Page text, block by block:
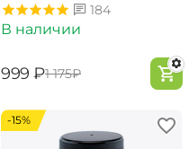
184
В наличии
‍999‍ ₽‍1 175‍₽
-15%